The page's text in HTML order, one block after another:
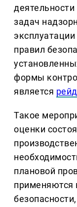
задач
правил
формы
является
Такое
оценки
плановой